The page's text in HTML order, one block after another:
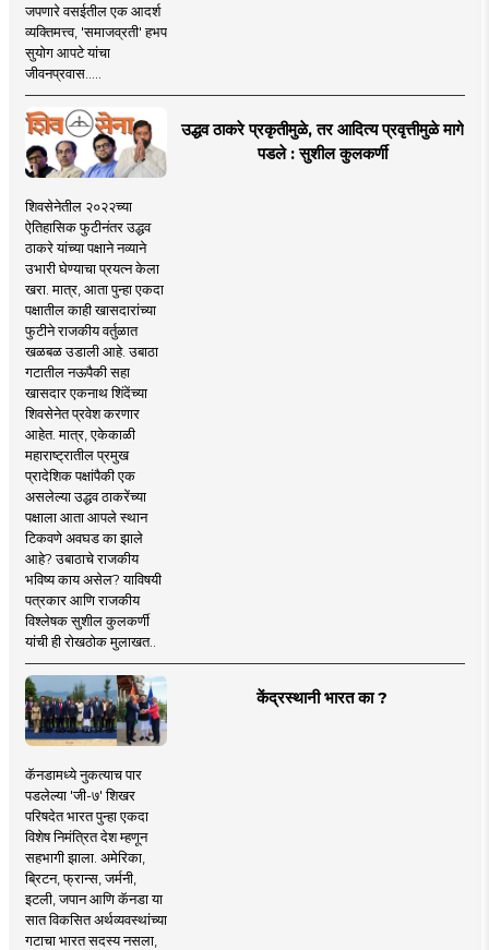
जपणारे वसईतील एक आदर्श
व्यक्तिमत्त्व, 'समाजव्रती' हभप
सुयोग आपटे यांचा
जीवनप्रवास.....
उद्धव ठाकरे प्रकृतीमुळे, तर आदित्य प्रवृत्तीमुळे मागे
पडले : सुशील कुलकर्णी
शिवसेनेतील २०२२च्या
ऐतिहासिक फुटीनंतर उद्धव
ठाकरे यांच्या पक्षाने नव्याने
उभारी घेण्याचा प्रयत्न केला
खरा. मात्र, आता पुन्हा एकदा
पक्षातील काही खासदारांच्या
फुटीने राजकीय वर्तुळात
खळबळ उडाली आहे. उबाठा
गटातील नऊपैकी सहा
खासदार एकनाथ शिंदेंच्या
शिवसेनेत प्रवेश करणार
आहेत. मात्र, एकेकाळी
महाराष्ट्रातील प्रमुख
प्रादेशिक पक्षांपैकी एक
असलेल्या उद्धव ठाकरेंच्या
पक्षाला आता आपले स्थान
टिकवणे अवघड का झाले
आहे? उबाठाचे राजकीय
भविष्य काय असेल? याविषयी
पत्रकार आणि राजकीय
विश्लेषक सुशील कुलकर्णी
यांची ही रोखठोक मुलाखत..
केंद्रस्थानी भारत का ?
कॅनडामध्ये नुकत्याच पार
पडलेल्या 'जी-७' शिखर
परिषदेत भारत पुन्हा एकदा
विशेष निमंत्रित देश म्हणून
सहभागी झाला. अमेरिका,
ब्रिटन, फ्रान्स, जर्मनी,
इटली, जपान आणि कॅनडा या
सात विकसित अर्थव्यवस्थांच्या
गटाचा भारत सदस्य नसला,